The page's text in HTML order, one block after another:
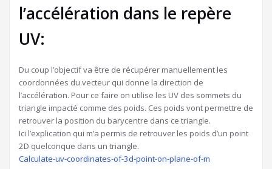
l’accélération dans le repère
UV:
Du coup l’objectif va être de récupérer manuellement les
coordonnées du vecteur qui donne la direction de
l’accélération. Pour ce faire on utilise les UV des sommets du
triangle impacté comme des poids. Ces poids vont permettre de
retrouver la position du barycentre dans ce triangle.
Ici l’explication qui m’a permis de retrouver les poids d’un point
2D quelconque dans un triangle.
Calculate-uv-coordinates-of-3d-point-on-plane-of-m